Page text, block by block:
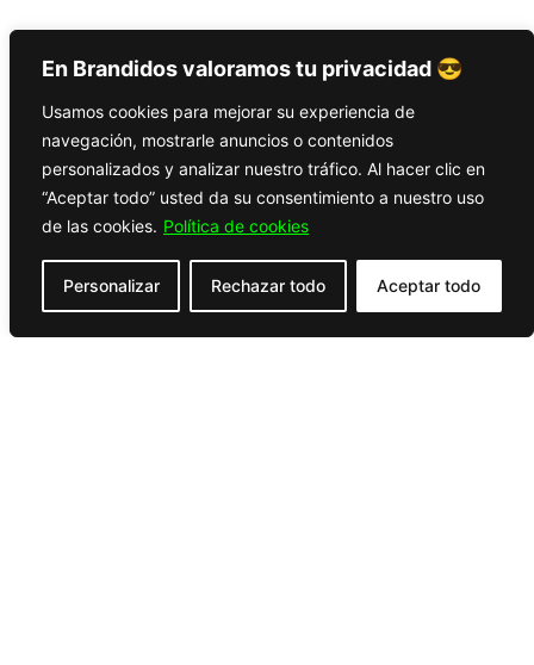
En Brandidos valoramos tu privacidad 😎
Usamos cookies para mejorar su experiencia de
navegación, mostrarle anuncios o contenidos
personalizados y analizar nuestro tráfico. Al hacer clic en
“Aceptar todo” usted da su consentimiento a nuestro uso
de las cookies. Política de cookies
Personalizar Rechazar todo Aceptar todo